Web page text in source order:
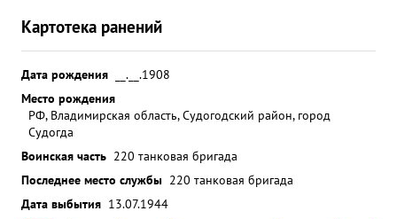
Картотека ранений
Дата рождения
__.__.1908
Место рождения
РФ, Владимирская область, Судогодский район, город
Судогда
Воинская часть 220 танковая бригада
Последнее место службы 220 танковая бригада
Дата выбытия 13.07.1944